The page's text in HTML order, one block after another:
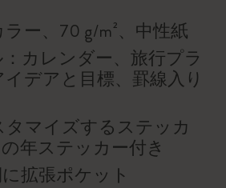
ー、70 g/m²、中性紙
カレンダー、旅行プラ
デアと目標、罫線入り
マイズするステッカ
年ステッカー付き
拡張ポケット